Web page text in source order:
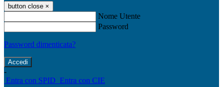
button close ×
Nome Utente
Password
Password dimenticata?
-
Entra con SPID Entra con CIE